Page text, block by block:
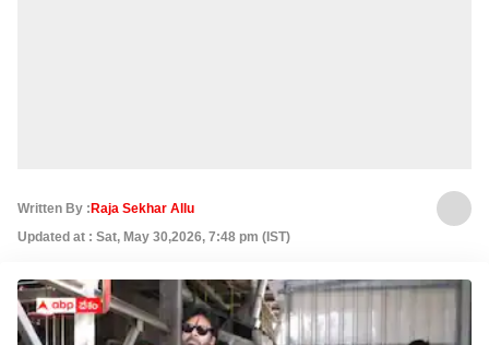
Written By : Raja Sekhar Allu
Updated at : Sat, May 30,2026, 7:48 pm (IST)